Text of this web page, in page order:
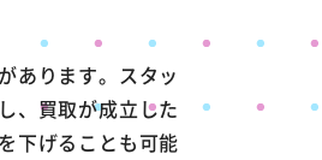
あります。スタッ
、買取が成立した
下げることも可能